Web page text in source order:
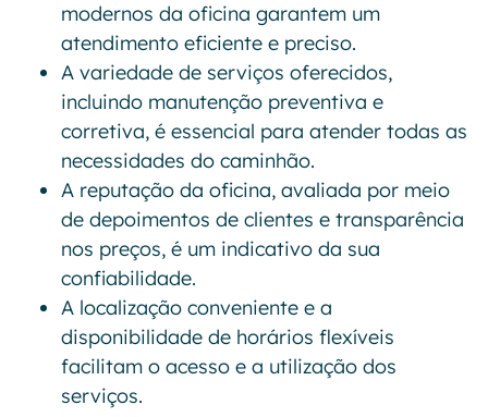
modernos da oficina garantem um
atendimento eficiente e preciso.
A variedade de serviços oferecidos,
incluindo manutenção preventiva e
corretiva, é essencial para atender todas as
necessidades do caminhão.
A reputação da oficina, avaliada por meio
de depoimentos de clientes e transparência
nos preços, é um indicativo da sua
confiabilidade.
A localização conveniente e a
disponibilidade de horários flexíveis
facilitam o acesso e a utilização dos
serviços.